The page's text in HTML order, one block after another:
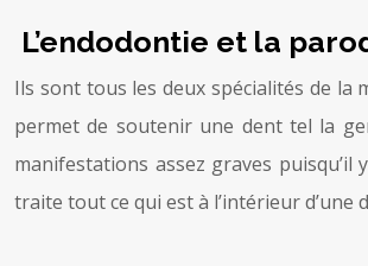
L’endodontie et la
Ils sont tous les deux spécialités de la
permet de soutenir une dent tel la
manifestations assez graves
traite tout ce qui est à l’intérieur